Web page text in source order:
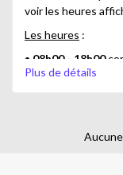
voir les heures
Les heures :
• 08h00 - 18h00
Inscription pour les
Plus de détails